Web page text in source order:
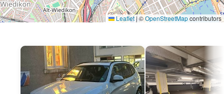
Leaflet|©OpenStreetMapcontributors